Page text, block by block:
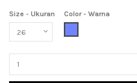
Size - Ukuran
Color - Warna